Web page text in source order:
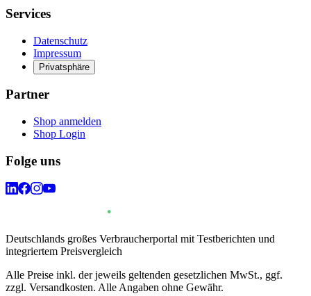
Services
Datenschutz
Impressum
Privatsphäre
Partner
Shop anmelden
Shop Login
Folge uns
Deutschlands großes Verbraucherportal mit Testberichten und
integriertem Preisvergleich
Alle Preise inkl. der jeweils geltenden gesetzlichen MwSt., ggf.
zzgl. Versandkosten. Alle Angaben ohne Gewähr.